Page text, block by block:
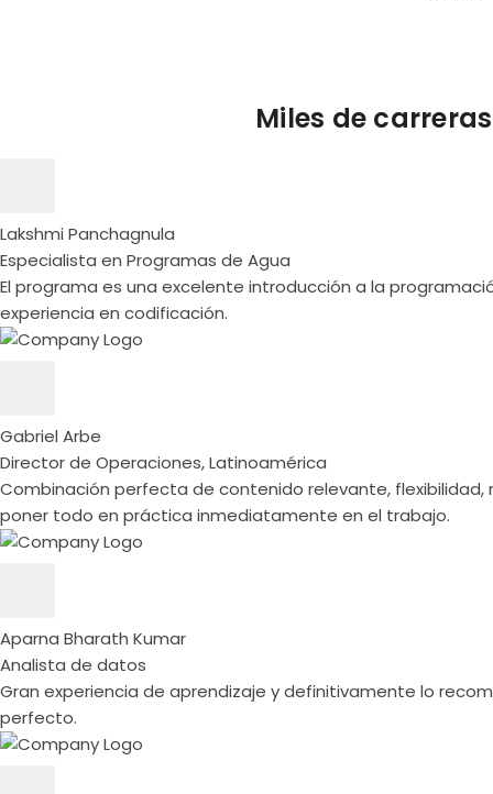
Miles de
Lakshmi Panchagnula
Especialista en Programas de Agua
El programa es una excelente introducción a la
experiencia en codificación.
Gabriel Arbe
Director de Operaciones, Latinoamérica
Combinación perfecta de contenido relevante,
poner todo en práctica inmediatamente en el trabajo.
Aparna Bharath Kumar
Analista de datos
Gran experiencia de aprendizaje y definitivamente lo
perfecto.